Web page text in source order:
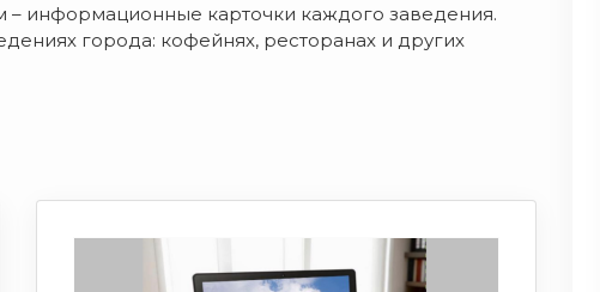
– информационные карточки каждого заведения.
города: кофейнях, ресторанах и других